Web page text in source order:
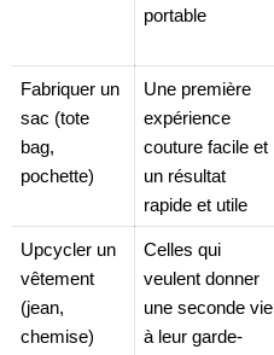
portable
Fabriquer un
sac (tote
bag,
pochette)
Une première
expérience
couture facile et
un résultat
rapide et utile
Upcycler un
vêtement
(jean,
chemise)
Celles qui
veulent donner
une seconde vie
à leur garde-